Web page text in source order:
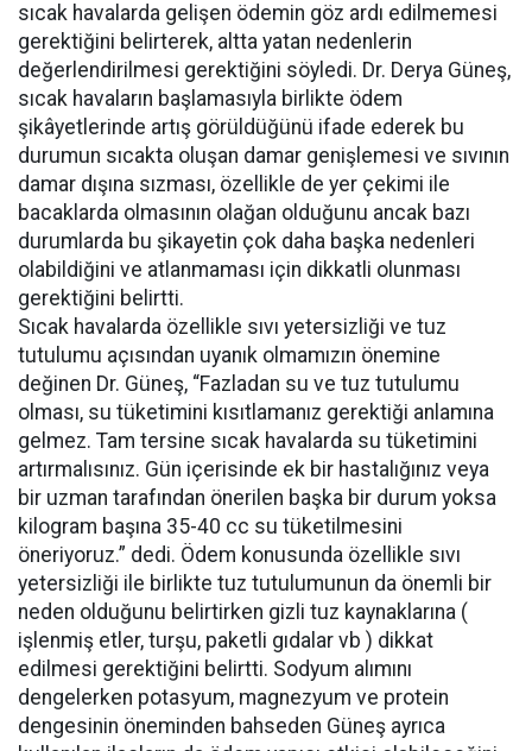
sıcak havalarda gelişen ödemin göz ardı edilmemesi
gerektiğini belirterek, altta yatan nedenlerin
değerlendirilmesi gerektiğini söyledi. Dr. Derya Güneş,
sıcak havaların başlamasıyla birlikte ödem
şikâyetlerinde artış görüldüğünü ifade ederek bu
durumun sıcakta oluşan damar genişlemesi ve sıvının
damar dışına sızması, özellikle de yer çekimi ile
bacaklarda olmasının olağan olduğunu ancak bazı
durumlarda bu şikayetin çok daha başka nedenleri
olabildiğini ve atlanmaması için dikkatli olunması
gerektiğini belirtti.
Sıcak havalarda özellikle sıvı yetersizliği ve tuz
tutulumu açısından uyanık olmamızın önemine
değinen Dr. Güneş, “Fazladan su ve tuz tutulumu
olması, su tüketimini kısıtlamanız gerektiği anlamına
gelmez. Tam tersine sıcak havalarda su tüketimini
artırmalısınız. Gün içerisinde ek bir hastalığınız veya
bir uzman tarafından önerilen başka bir durum yoksa
kilogram başına 35-40 cc su tüketilmesini
öneriyoruz.” dedi. Ödem konusunda özellikle sıvı
yetersizliği ile birlikte tuz tutulumunun da önemli bir
neden olduğunu belirtirken gizli tuz kaynaklarına (
işlenmiş etler, turşu, paketli gıdalar vb ) dikkat
edilmesi gerektiğini belirtti. Sodyum alımını
dengelerken potasyum, magnezyum ve protein
dengesinin öneminden bahseden Güneş ayrıca